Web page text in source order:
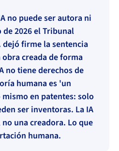
no puede ser autora ni
2026 el Tribunal
dejó firme la sentencia
creada de forma
no tiene derechos de
humana es 'un
en patentes: solo
ser inventoras. La IA
una creadora. Lo que
humana.